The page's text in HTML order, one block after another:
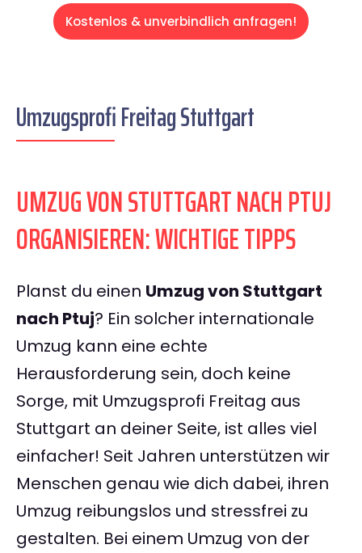
Kostenlos & unverbindlich anfragen!
Umzugsprofi Freitag Stuttgart
UMZUG VON STUTTGART NACH PTUJ
ORGANISIEREN: WICHTIGE TIPPS
Planst du einen Umzug von Stuttgart
nach Ptuj? Ein solcher internationale
Umzug kann eine echte
Herausforderung sein, doch keine
Sorge, mit Umzugsprofi Freitag aus
Stuttgart an deiner Seite, ist alles viel
einfacher! Seit Jahren unterstützen wir
Menschen genau wie dich dabei, ihren
Umzug reibungslos und stressfrei zu
gestalten. Bei einem Umzug von der